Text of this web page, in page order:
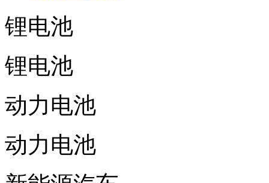
锂电池
锂电池
动力电池
动力电池